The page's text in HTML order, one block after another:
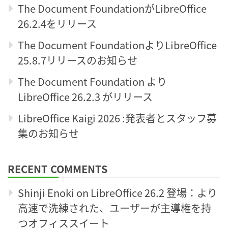
The Document FoundationがLibreOffice
26.2.4をリリース
The Document FoundationよりLibreOffice
25.8.7リリースのお知らせ
The Document Foundation より
LibreOffice 26.2.3 がリリース
LibreOffice Kaigi 2026 :発表者とスタッフ募
集のお知らせ
RECENT COMMENTS
Shinji Enoki on LibreOffice 26.2 登場：より
高速で洗練された、ユーザーが主導権を持
つオフィススイート